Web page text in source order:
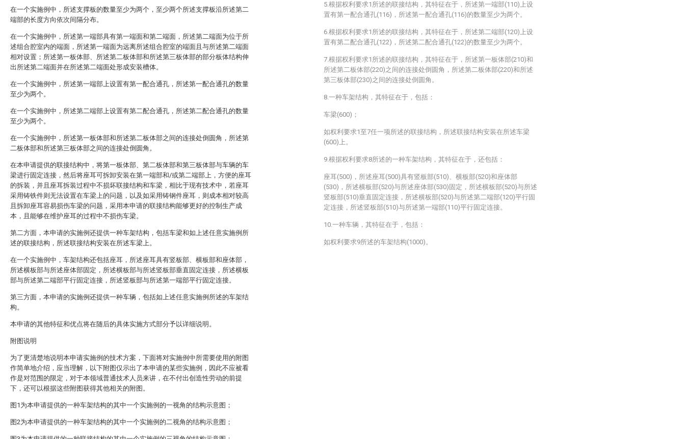
在一个实施例中，所述支撑板的数量至少为两个，至少两个所述支撑板沿所述第二
端部的长度方向依次间隔分布。
在一个实施例中，所述第一端部具有第一端面和第二端面，所述第二端面为位于所
述组合腔室内的端面，所述第一端面为远离所述组合腔室的端面且与所述第二端面
相对设置；所述第一板体部、所述第二板体部和所述第三板体部的部分板体结构伸
出所述第二端面并在所述第二端面处形成安装槽体。
在一个实施例中，所述第一端部上设置有第一配合通孔，所述第一配合通孔的数量
至少为两个。
在一个实施例中，所述第二端部上设置有第二配合通孔，所述第二配合通孔的数量
至少为两个。
在一个实施例中，所述第一板体部和所述第二板体部之间的连接处倒圆角，所述第
二板体部和所述第三板体部之间的连接处倒圆角。
在本申请提供的联接结构中，将第一板体部、第二板体部和第三板体部与车辆的车
梁进行固定连接，然后将座耳可拆卸安装在第一端部和/或第二端部上，方便的座耳
的拆装，并且座耳拆装过程中不损坏联接结构和车梁，相比于现有技术中，若座耳
采用铸铁件则无法设置在车梁上的问题，以及如采用铸钢件座耳，则成本相对较高
且拆卸座耳容易损伤车梁的问题，采用本申请的联接结构能够更好的控制生产成
本，且能够在维护座耳的过程中不损伤车梁。
第二方面，本申请的实施例还提供一种车架结构，包括车梁和如上述任意实施例所
述的联接结构，所述联接结构安装在所述车梁上。
在一个实施例中，车架结构还包括座耳，所述座耳具有竖板部、横板部和座体部，
所述横板部与所述座体部固定，所述横板部与所述竖板部垂直固定连接，所述横板
部与所述第二端部平行固定连接，所述竖板部与所述第一端部平行固定连接。
第三方面，本申请的实施例还提供一种车辆，包括如上述任意实施例所述的车架结
构。
本申请的其他特征和优点将在随后的具体实施方式部分予以详细说明。
附图说明
为了更清楚地说明本申请实施例的技术方案，下面将对实施例中所需要使用的附图
作简单地介绍，应当理解，以下附图仅示出了本申请的某些实施例，因此不应被看
作是对范围的限定，对于本领域普通技术人员来讲，在不付出创造性劳动的前提
下，还可以根据这些附图获得其他相关的附图。
图1为本申请提供的一种车架结构的其中一个实施例的一视角的结构示意图；
图2为本申请提供的一种车架结构的其中一个实施例的二视角的结构示意图；
5.根据权利要求1所述的联接结构，其特征在于，所述第一端部(110)上设
置有第一配合通孔(116)，所述第一配合通孔(116)的数量至少为两个。
6.根据权利要求1所述的联接结构，其特征在于，所述第二端部(120)上设
置有第二配合通孔(122)，所述第二配合通孔(122)的数量至少为两个。
7.根据权利要求1所述的联接结构，其特征在于，所述第一板体部(210)和
所述第二板体部(220)之间的连接处倒圆角，所述第二板体部(220)和所述
第三板体部(230)之间的连接处倒圆角。
8.一种车架结构，其特征在于，包括：
车梁(600)；
如权利要求1至7任一项所述的联接结构，所述联接结构安装在所述车梁
(600)上。
9.根据权利要求8所述的一种车架结构，其特征在于，还包括：
座耳(500)，所述座耳(500)具有竖板部(510)、横板部(520)和座体部
(530)，所述横板部(520)与所述座体部(530)固定，所述横板部(520)与所述
竖板部(510)垂直固定连接，所述横板部(520)与所述第二端部(120)平行固
定连接，所述竖板部(510)与所述第一端部(110)平行固定连接。
10.一种车辆，其特征在于，包括：
如权利要求9所述的车架结构(1000)。